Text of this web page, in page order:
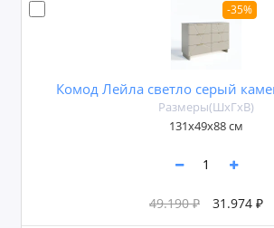
-35%
Комод Лейла светло серый
Размеры(ШxГxВ)
131х49х88 см
49.190 ₽ 31.974 ₽